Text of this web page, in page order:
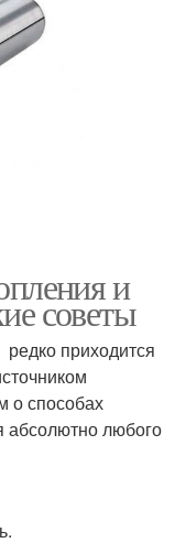
и
советы
приходится
о способах
абсолютно любого